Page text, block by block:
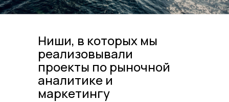
Ниши, в которых мы
реализовывали
проекты по рыночной
аналитике и
маркетингу